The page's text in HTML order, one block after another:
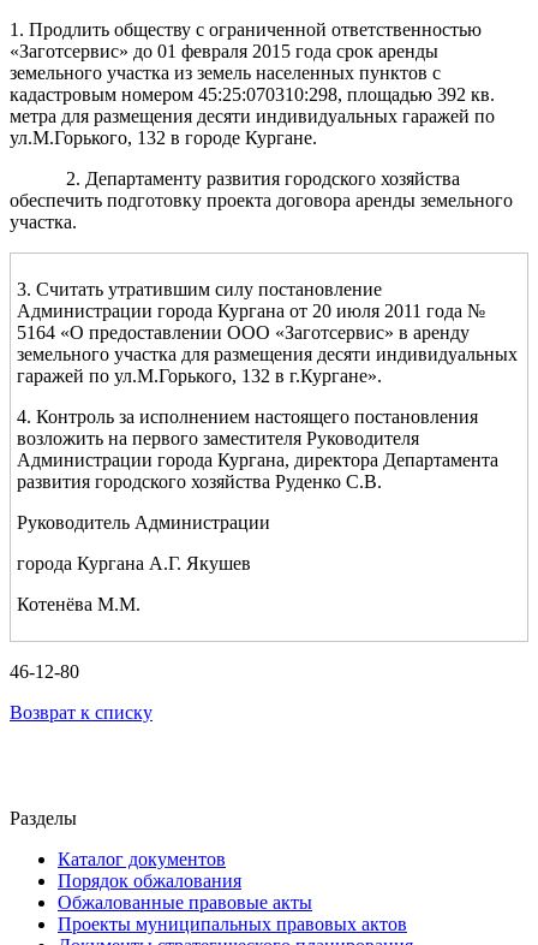
1. Продлить обществу с ограниченной ответственностью
«Заготсервис» до 01 февраля 2015 года срок аренды
земельного участка из земель населенных пунктов с
кадастровым номером 45:25:070310:298, площадью 392 кв.
метра для размещения десяти индивидуальных гаражей по
ул.М.Горького, 132 в городе Кургане.
2. Департаменту развития городского хозяйства
обеспечить подготовку проекта договора аренды земельного
участка.
3. Считать утратившим силу постановление
Администрации города Кургана от 20 июля 2011 года №
5164 «О предоставлении ООО «Заготсервис» в аренду
земельного участка для размещения десяти индивидуальных
гаражей по ул.М.Горького, 132 в г.Кургане».
4. Контроль за исполнением настоящего постановления
возложить на первого заместителя Руководителя
Администрации города Кургана, директора Департамента
развития городского хозяйства Руденко С.В.
Руководитель Администрации
города Кургана А.Г. Якушев
Котенёва М.М.
46-12-80
Возврат к списку
Разделы
Каталог документов
Порядок обжалования
Обжалованные правовые акты
Проекты муниципальных правовых актов